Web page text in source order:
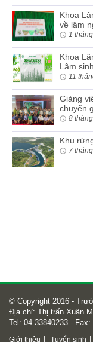
Khoa
về lâm
1
Khoa
Lâm sinh
11
Giảng
chuyển
8
Khu
7
© Copyright 2016 -
Địa chỉ: Thị trấn Xuân
Tel: 04 33840233 -
Giới thiệu Tuyển sinh